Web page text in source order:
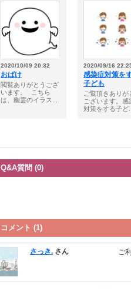
2020/10/09 20:32
おばけ
閲覧ありがとうござ
います。⠀こちら
は、幽霊のイラス...
2020/09/16
感染症対策を
子ども
ご覧頂きありが
ございます。感
対策をする子ど
Q&A質問 (0)
コメント (1)
さっき. さん ご